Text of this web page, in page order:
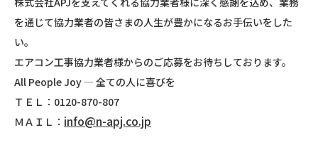
を通じて協力業者の皆さまの人生が豊かになるお手伝いをした
い。
エアコン工事協力業者様からのご応募をお待ちしております。
All People Joy ― 全ての人に喜びを
ＴＥＬ：0120-870-807
ＭＡＩＬ： info@n-apj.co.jp